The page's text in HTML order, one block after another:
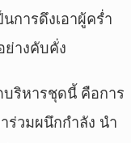
การดึงเอาผู้คร่ำ
ย่างคับคั่ง
ริหารชุดนี้ คือการ
ร่วมผนึกกำลัง นำ